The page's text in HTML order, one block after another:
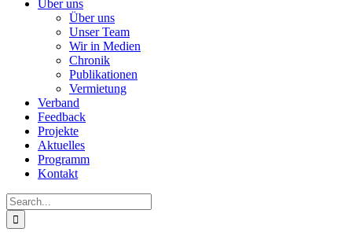
Über uns
Über uns
Unser Team
Wir in Medien
Chronik
Publikationen
Vermietung
Verband
Feedback
Projekte
Aktuelles
Programm
Kontakt
Search
for: